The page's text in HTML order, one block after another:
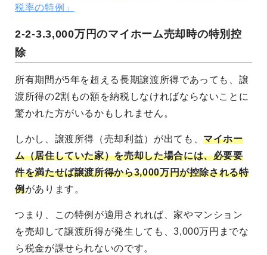
税率の特例」
2-2-3.3,000万円のマイホーム売却時の特別控
除
所有期間が5年を超える長期譲渡所得であっても、譲
渡所得の2割もの額を納税しなければならないことに
驚かれた方がいるかもしれません。
しかし、譲渡所得（売却利益）が出ても、マイホー
ム（居住していた家）を売却した場合には、必要要
件を満たせば譲渡所得から3,000万円が控除される特
例があります。
つまり、この特例が適用されれば、家やマンション
を売却して譲渡所得が発生しても、3,000万円までな
ら税金が課せられないのです。